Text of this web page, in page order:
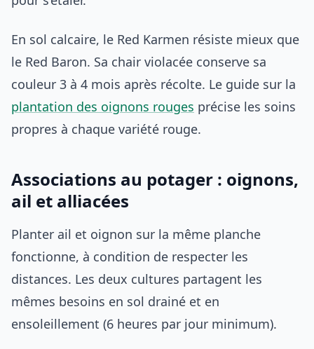
En sol calcaire, le Red Karmen résiste mieux que
le Red Baron. Sa chair violacée conserve sa
couleur 3 à 4 mois après récolte. Le guide sur la
plantation des oignons rouges précise les soins
propres à chaque variété rouge.
Associations au potager : oignons,
ail et alliacées
Planter ail et oignon sur la même planche
fonctionne, à condition de respecter les
distances. Les deux cultures partagent les
mêmes besoins en sol drainé et en
ensoleillement (6 heures par jour minimum).